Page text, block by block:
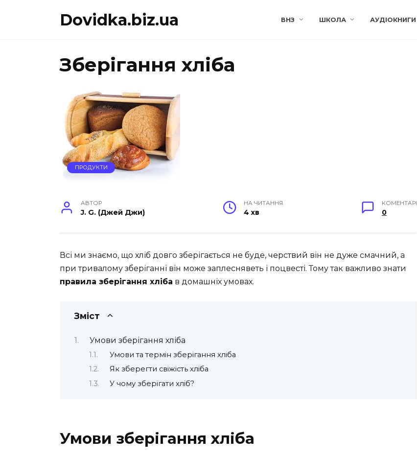
Dovidka.biz.ua ВНЗ ШКОЛА АУДІОКНИГИ
Зберігання хліба
ПРОДУКТИ
АВТОР
J. G. (Джей Джи)
НА ЧИТАННЯ
4 хв
КОМЕНТАРІ
0
Всі ми знаємо, що хліб довго зберігається не буде, черствий він не дуже смачний, а
при тривалому зберіганні він може заплесняветь і поцвесті. Тому так важливо знати
правила зберігання хліба в домашніх умовах.
Зміст
Умови зберігання хліба
Умови та термін зберігання хліба
Як зберегти свіжість хліба
У чому зберігати хліб?
Умови зберігання хліба